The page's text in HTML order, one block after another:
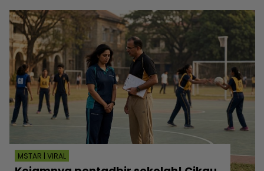
MSTAR | VIRAL